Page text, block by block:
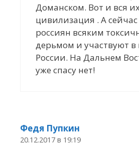
Доманском. Вот и вся
цивилизация . А сейчас
россиян всяким
дерьмом и участвуют в
России. На Дальнем
уже спасу нет!
Федя Пупкин
20.12.2017 в 19:19